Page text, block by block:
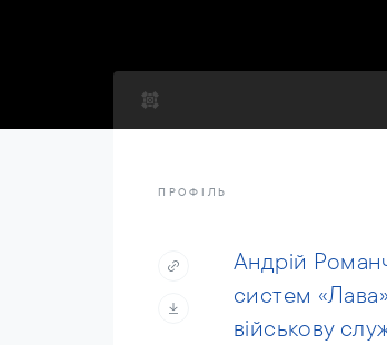
ПРОФІЛЬ
Андрій
систем
військову